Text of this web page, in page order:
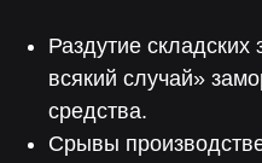
Раздутие складских
всякий случай»
средства.
Срывы